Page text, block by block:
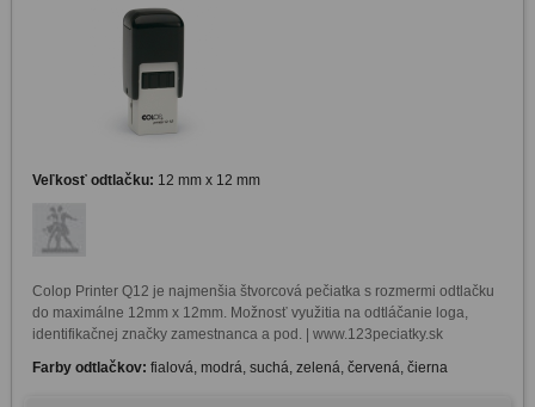
Veľkosť odtlačku: 12 mm x 12 mm
Colop Printer Q12 je najmenšia štvorcová pečiatka s rozmermi odtlačku
do maximálne 12mm x 12mm. Možnosť využitia na odtláčanie loga,
identifikačnej značky zamestnanca a pod. | www.123peciatky.sk
Farby odtlačkov: fialová, modrá, suchá, zelená, červená, čierna